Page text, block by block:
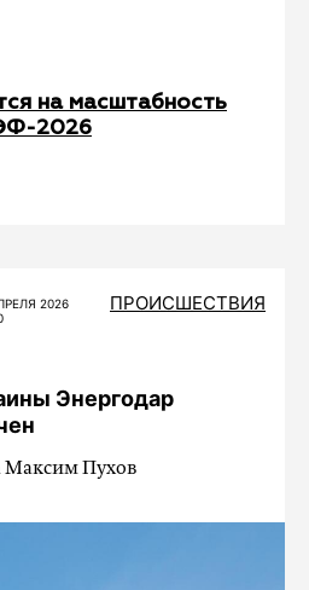
на масштабность
2026
2026
ПРОИСШЕСТВИЯ
Энергодар
Максим Пухов